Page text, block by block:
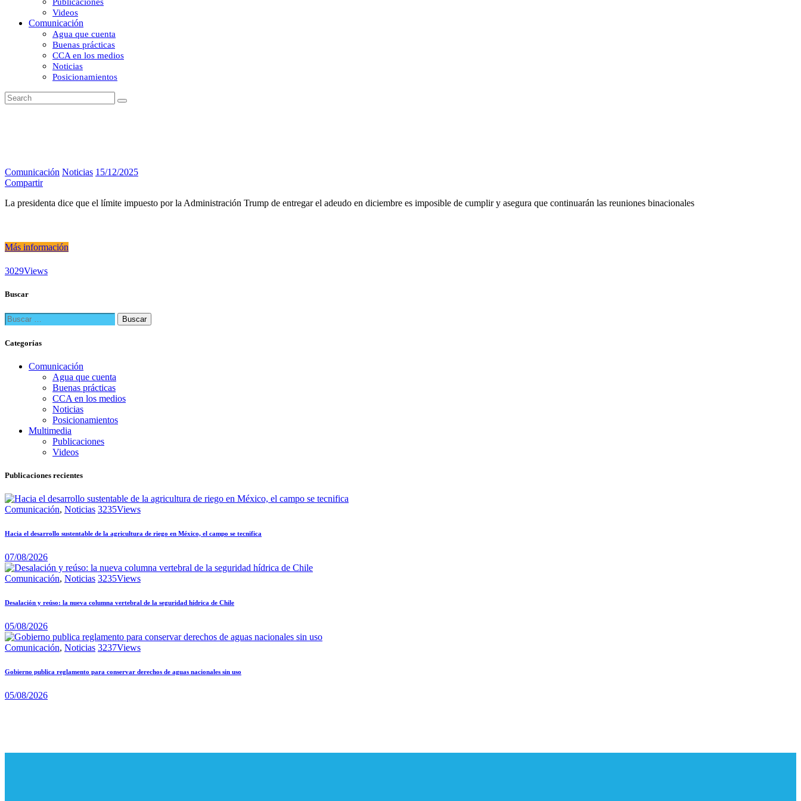
Videos
Comunicación
Agua que cuenta
Buenas prácticas
CCA en los medios
Noticias
Posicionamientos
Comunicación Noticias 15/12/2025
Compartir
La presidenta dice que el límite impuesto por la Administración Trump de entregar el adeudo en diciembre es imposible de cumplir y asegura que continuarán las reuniones binacionales
Más información
3029Views
Buscar
Buscar:
Categorías
Comunicación
Agua que cuenta
Buenas prácticas
CCA en los medios
Noticias
Posicionamientos
Multimedia
Publicaciones
Videos
Publicaciones recientes
Comunicación, Noticias 3235Views
Hacia el desarrollo sustentable de la agricultura de riego en México, el campo se tecnifica
07/08/2026
Comunicación, Noticias 3235Views
Desalación y reúso: la nueva columna vertebral de la seguridad hídrica de Chile
05/08/2026
Comunicación, Noticias 3237Views
Gobierno publica reglamento para conservar derechos de aguas nacionales sin uso
05/08/2026